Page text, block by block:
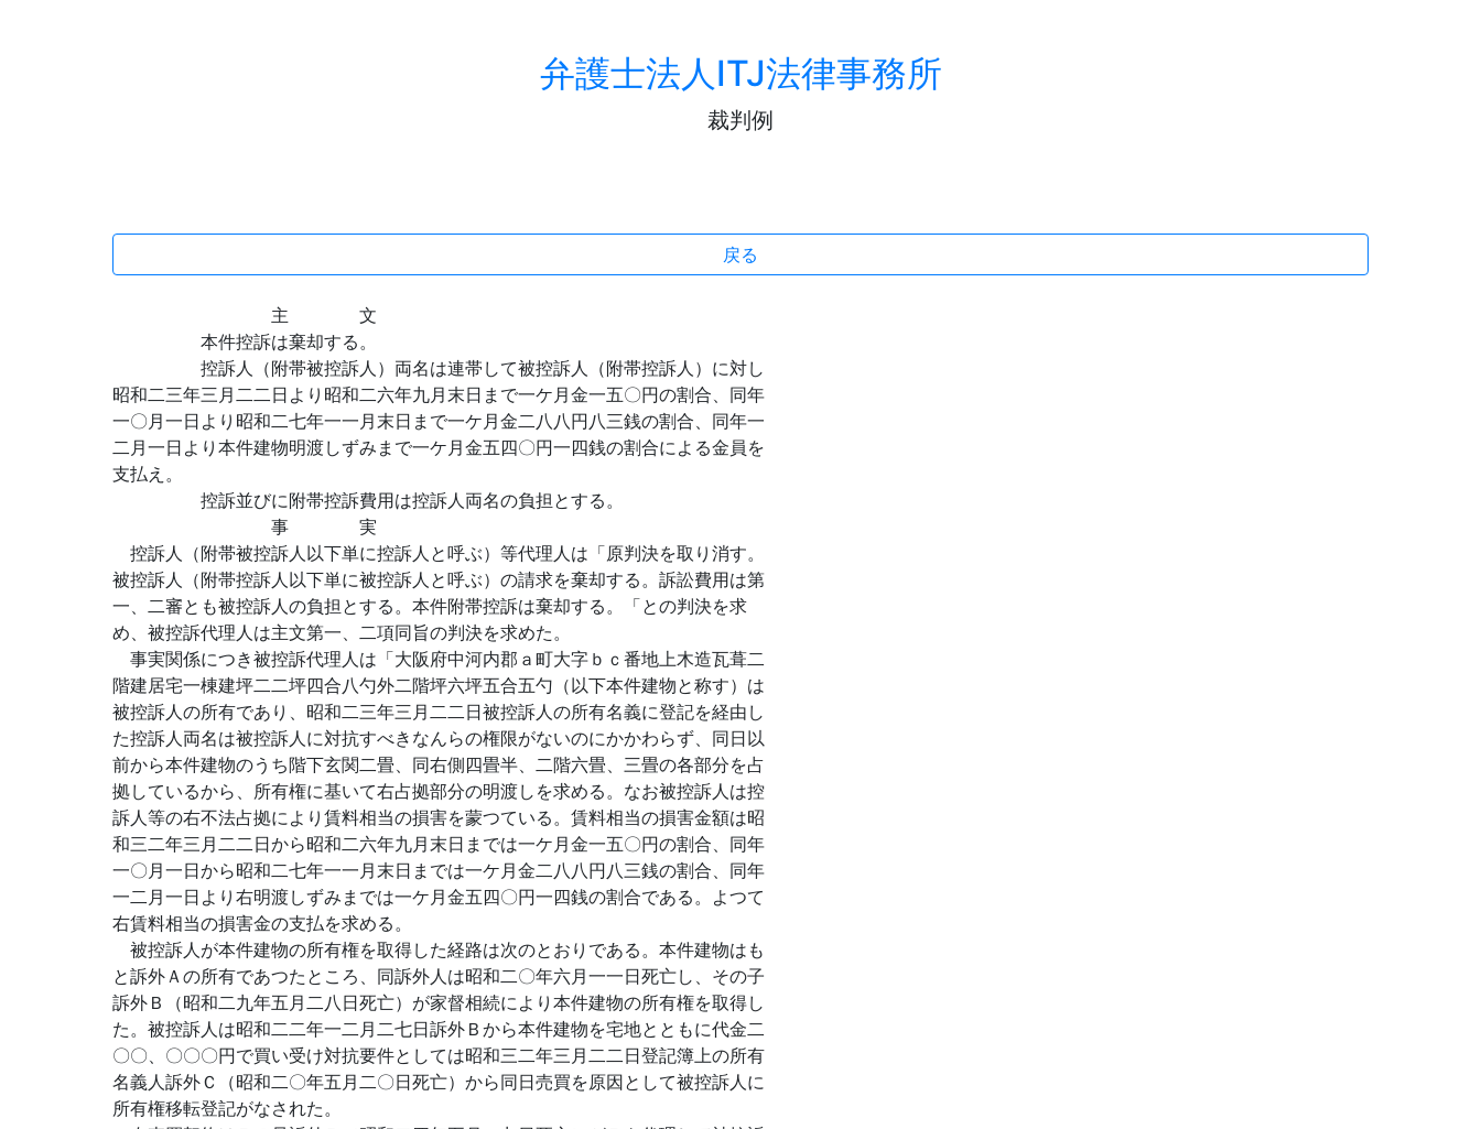
弁護士法人ITJ法律事務所
裁判例
戻る
主 文
本件控訴は棄却する。
控訴人（附帯被控訴人）両名は連帯して被控訴人（附帯控訴人）に対し
昭和二三年三月二二日より昭和二六年九月末日まで一ケ月金一五〇円の割合、同年
一〇月一日より昭和二七年一一月末日まで一ケ月金二八八円八三銭の割合、同年一
二月一日より本件建物明渡しずみまで一ケ月金五四〇円一四銭の割合による金員を
支払え。
控訴並びに附帯控訴費用は控訴人両名の負担とする。
事 実
控訴人（附帯被控訴人以下単に控訴人と呼ぶ）等代理人は「原判決を取り消す。
被控訴人（附帯控訴人以下単に被控訴人と呼ぶ）の請求を棄却する。訴訟費用は第
一、二審とも被控訴人の負担とする。本件附帯控訴は棄却する。「との判決を求
め、被控訴代理人は主文第一、二項同旨の判決を求めた。
事実関係につき被控訴代理人は「大阪府中河内郡ａ町大字ｂｃ番地上木造瓦葺二
階建居宅一棟建坪二二坪四合八勺外二階坪六坪五合五勺（以下本件建物と称す）は
被控訴人の所有であり、昭和二三年三月二二日被控訴人の所有名義に登記を経由し
た控訴人両名は被控訴人に対抗すべきなんらの権限がないのにかかわらず、同日以
前から本件建物のうち階下玄関二畳、同右側四畳半、二階六畳、三畳の各部分を占
拠しているから、所有権に基いて右占拠部分の明渡しを求める。なお被控訴人は控
訴人等の右不法占拠により賃料相当の損害を蒙つている。賃料相当の損害金額は昭
和三二年三月二二日から昭和二六年九月末日までは一ケ月金一五〇円の割合、同年
一〇月一日から昭和二七年一一月末日までは一ケ月金二八八円八三銭の割合、同年
一二月一日より右明渡しずみまでは一ケ月金五四〇円一四銭の割合である。よつて
右賃料相当の損害金の支払を求める。
被控訴人が本件建物の所有権を取得した経路は次のとおりである。本件建物はも
と訴外Ａの所有であつたところ、同訴外人は昭和二〇年六月一一日死亡し、その子
訴外Ｂ（昭和二九年五月二八日死亡）が家督相続により本件建物の所有権を取得し
た。被控訴人は昭和二二年一二月二七日訴外Ｂから本件建物を宅地とともに代金二
〇〇、〇〇〇円で買い受け対抗要件としては昭和三二年三月二二日登記簿上の所有
名義人訴外Ｃ（昭和二〇年五月二〇日死亡）から同日売買を原因として被控訴人に
所有権移転登記がなされた。